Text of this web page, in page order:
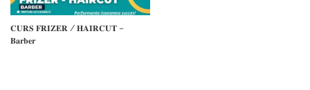
𝐂𝐔𝐑𝐒 𝐅𝐑𝐈𝐙𝐄𝐑 / 𝐇𝐀𝐈𝐑𝐂𝐔𝐓 –
𝐁𝐚𝐫𝐛𝐞𝐫